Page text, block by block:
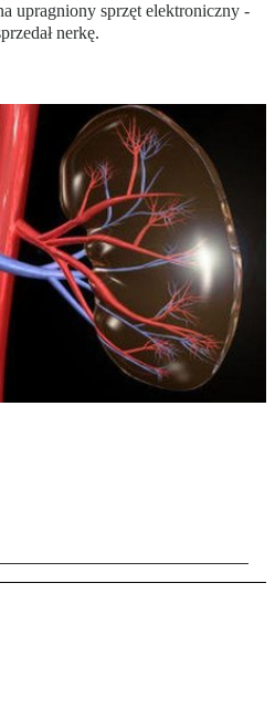
upragniony sprzęt elektroniczny -
nerkę.